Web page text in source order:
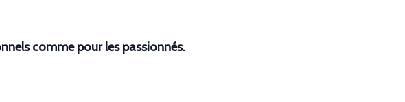
comme pour les passionnés.